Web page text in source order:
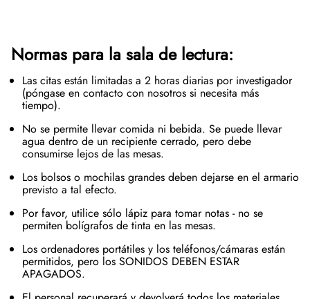
Normas para la sala de lectura:
Las citas están limitadas a 2 horas diarias por investigador
(póngase en contacto con nosotros si necesita más
tiempo).
No se permite llevar comida ni bebida. Se puede llevar
agua dentro de un recipiente cerrado, pero debe
consumirse lejos de las mesas.
Los bolsos o mochilas grandes deben dejarse en el armario
previsto a tal efecto.
Por favor, utilice sólo lápiz para tomar notas - no se
permiten bolígrafos de tinta en las mesas.
Los ordenadores portátiles y los teléfonos/cámaras están
permitidos, pero los SONIDOS DEBEN ESTAR
APAGADOS.